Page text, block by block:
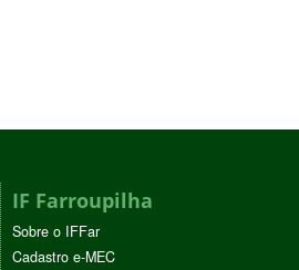
IF Farroupilha
Sobre o IFFar
Cadastro e-MEC